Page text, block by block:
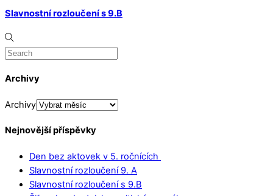
Slavnostní rozloučení s 9.B
Archivy
Archivy
Nejnovější příspěvky
Den bez aktovek v 5. ročnících
Slavnostní rozloučení 9. A
Slavnostní rozloučení s 9.B